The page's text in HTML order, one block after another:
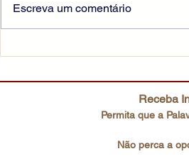
Escutai o Filho amado
Escreva um comentário
Receba
Permita que a
Não perca a